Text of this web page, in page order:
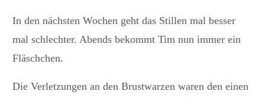
In den nächsten Wochen geht das Stillen mal besser
mal schlechter. Abends bekommt Tim nun immer ein
Fläschchen.
Die Verletzungen an den Brustwarzen waren den einen